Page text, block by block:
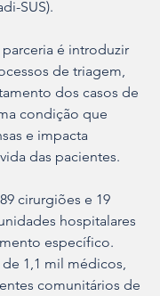
SUS).
é introduzir
de triagem,
dos casos de
condição que
e impacta
das pacientes.
cirurgiões e 19
hospitalares
específico.
1,1 mil médicos,
comunitários de